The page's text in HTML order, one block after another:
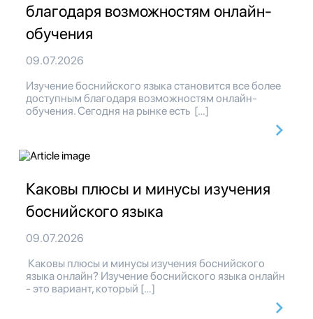
благодаря возможностям онлайн-
обучения
09.07.2026
Изучение боснийского языка становится все более
доступным благодаря возможностям онлайн-
обучения. Сегодня на рынке есть […]
Каковы плюсы и минусы изучения
боснийского языка
09.07.2026
Каковы плюсы и минусы изучения боснийского
языка онлайн? Изучение боснийского языка онлайн
- это вариант, который […]